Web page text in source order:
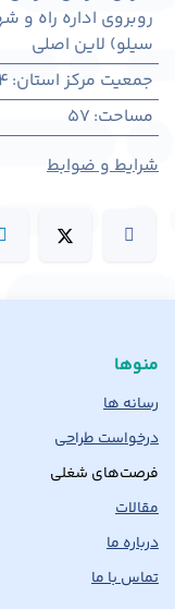
روبروی اداره راه
سیلو) لاین اصلی
جمعیت مرکز استان:
مساحت:
57
شرایط و ضوابط
منوها
رسانه ها
درخواست طراحی
فرصت‌های شغلی
مقالات
درباره ما
تماس با ما